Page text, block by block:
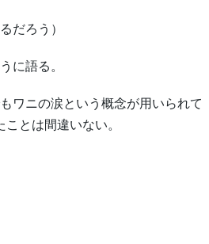
だろう）
に語る。
ワニの涙という概念が用いられて
とは間違いない。